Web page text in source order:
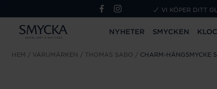
VI KÖPER DITT
NYHETER SMYCKEN
HEM VARUMÄRKEN THOMAS SABO CHARM-HÄNGSMYCKE